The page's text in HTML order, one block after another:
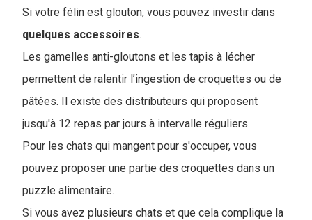
Si votre félin est glouton, vous pouvez investir dans
quelques accessoires.
Les gamelles anti-gloutons et les tapis à lécher
permettent de ralentir l’ingestion de croquettes ou de
pâtées. Il existe des distributeurs qui proposent
jusqu'à 12 repas par jours à intervalle réguliers.
Pour les chats qui mangent pour s'occuper, vous
pouvez proposer une partie des croquettes dans un
puzzle alimentaire.
Si vous avez plusieurs chats et que cela complique la